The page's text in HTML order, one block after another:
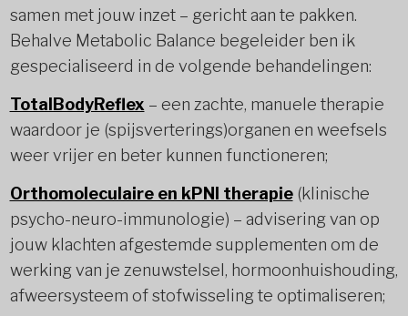
samen met jouw inzet – gericht aan te pakken.
Behalve Metabolic Balance begeleider ben ik
gespecialiseerd in de volgende behandelingen:
TotalBodyReflex – een zachte, manuele therapie
waardoor je (spijsverterings)organen en weefsels
weer vrijer en beter kunnen functioneren;
Orthomoleculaire en kPNI therapie(klinische
psycho-neuro-immunologie) – advisering van op
jouw klachten afgestemde supplementen om de
werking van je zenuwstelsel, hormoonhuishouding,
afweersysteem of stofwisseling te optimaliseren;